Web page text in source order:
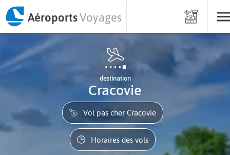
AéroportsVoyages
destination
Cracovie
Vol pas cher Cracovie
Horaires des vols